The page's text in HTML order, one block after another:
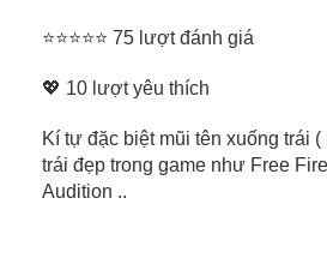
⭐⭐⭐⭐⭐ 75 lượt đánh giá
💖 10 lượt yêu thích
Kí tự đặc biệt mũi tên xuống trái
trái đẹp trong game như Free
Audition ..